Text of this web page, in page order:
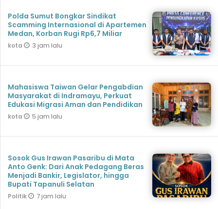
Polda Sumut Bongkar Sindikat
Scamming Internasional di Apartemen
Medan, Korban Rugi Rp6,7 Miliar
kota 3 jam lalu
Mahasiswa Taiwan Gelar Pengabdian
Masyarakat di Indramayu, Perkuat
Edukasi Migrasi Aman dan Pendidikan
kota 5 jam lalu
Sosok Gus Irawan Pasaribu di Mata
Anto Genk: Dari Anak Pedagang Beras
Menjadi Bankir, Legislator, hingga
Bupati Tapanuli Selatan
Politik 7 jam lalu